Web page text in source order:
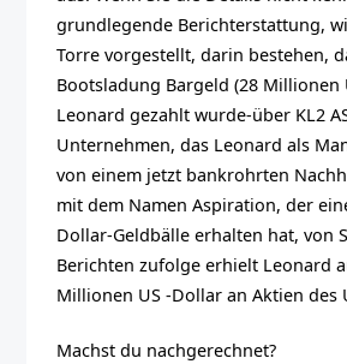
grundlegende Berichterstattung,
Torre vorgestellt, darin bestehen,
Bootsladung Bargeld (28 Millionen
Leonard gezahlt wurde-über KL2
Unternehmen, das Leonard als
von einem jetzt bankrohrten
mit dem Namen Aspiration, der
Dollar-Geldbälle erhalten hat, von
Berichten zufolge erhielt Leonard
Millionen US -Dollar an Aktien des
Machst du nachgerechnet?